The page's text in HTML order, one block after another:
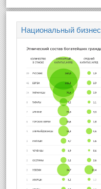
Национальный бизнес